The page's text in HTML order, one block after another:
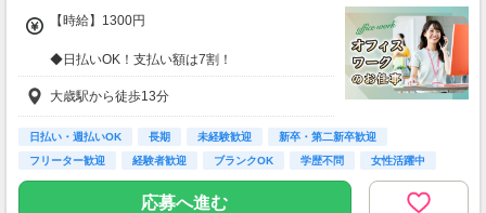
【時給】1300円
◆日払いOK！支払い額は7割！
※規定・支払い条件有
大歳駅から徒歩13分
日払い・週払いOK 長期 未経験歓迎
新卒・第二新卒歓迎
フリーター歓迎
経験者歓迎 ブランクOK 学歴不問 女性活躍中
応募へ進む